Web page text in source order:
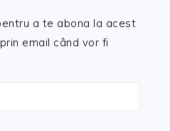
a te abona la acest
email când vor fi